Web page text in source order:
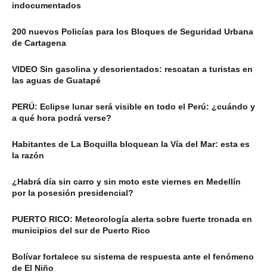
indocumentados
200 nuevos Policías para los Bloques de Seguridad Urbana
de Cartagena
VIDEO Sin gasolina y desorientados: rescatan a turistas en
las aguas de Guatapé
PERÚ: Eclipse lunar será visible en todo el Perú: ¿cuándo y
a qué hora podrá verse?
Habitantes de La Boquilla bloquean la Vía del Mar: esta es
la razón
¿Habrá día sin carro y sin moto este viernes en Medellín
por la posesión presidencial?
PUERTO RICO: Meteorología alerta sobre fuerte tronada en
municipios del sur de Puerto Rico
Bolívar fortalece su sistema de respuesta ante el fenómeno
de El Niño